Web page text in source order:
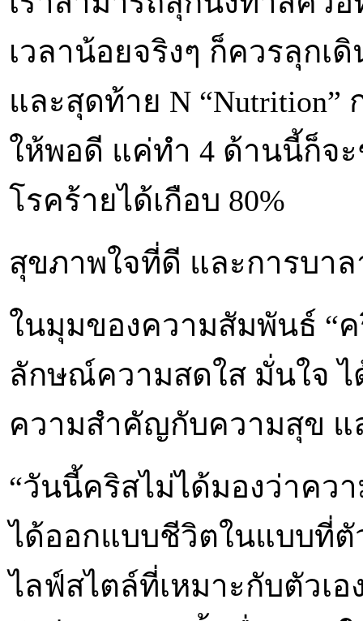
เวลาน้อยจริงๆ ก็ควรลุกเ
และสุดท้าย N
ให้พอดี แค่ทำ 4 ด้านนี้ก็จะ
โรคร้ายได้เกือบ 80%
สุขภาพใจที่ดี และการบา
ในมุมของความสัมพันธ์ “
ลักษณ์ความสดใส มั่นใจ
ความสำคัญกับความสุข แ
“วันนี้คริสไม่ได้มองว่าคว
ได้ออกแบบชีวิตในแบบที่ตั
ไลฟ์สไตล์ที่เหมาะกับตัวเ